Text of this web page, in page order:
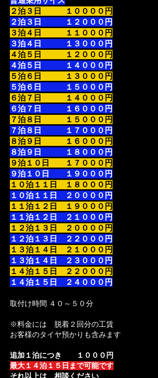
２泊３日 １００００円
２泊３日 １２０００円
３泊４日 １１０００円
３泊４日 １３０００円
４泊５日 １２０００円
４泊５日 １４０００円
５泊６日 １３０００円
５泊６日 １５０００円
６泊７日 １４０００円
６泊７日 １６０００円
７泊８日 １５０００円
７泊８日 １７０００円
８泊９日 １６０００円
８泊９日 １８０００円
９泊１０日 １７０００円
９泊１０日 １９０００円
１０泊１１日 １８０００円
１０泊１１日 ２００００円
１１泊１２日 １９０００円
１１泊１２日 ２１０００円
１２泊１３日 ２００００円
１２泊１３日 ２２０００円
１３泊１４日 ２１０００円
１３泊１４日 ２３０００円
１４泊１５日 ２２０００円
１４泊１５日 ２４０００円
取付け時間 ４０～５０分
※料金には 脱着２回分の工賃
お客様のタイヤ預かりも含みます
追加１泊につき １０００円
最大１４泊１５日まで可能です
それ以上は 相談ください